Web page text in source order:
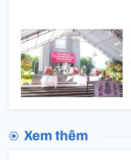
Xem thêm